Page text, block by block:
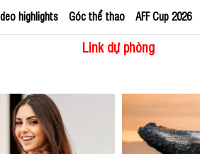
highlights Góc thể thao AFF Cup 2026
Link dự phòng